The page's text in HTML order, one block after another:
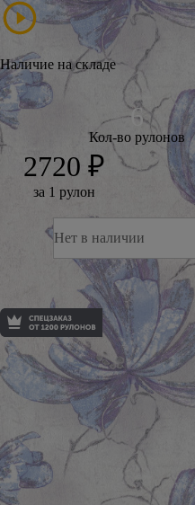
Наличие на складе
Кол-во рулонов
2720 ₽
за 1 рулон
Нет в наличии